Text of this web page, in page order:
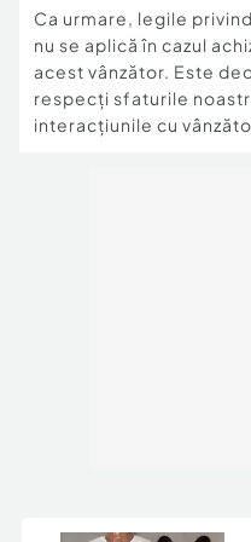
tarziu (72 ore sau mai
Pentru alte detalii :
-trimiteti mesaj
-sunati la numarul din
Preturile sunt dupa
Ca urmare, legile
nu se aplică în cazul
acest vânzător. Este
respecți sfaturile
interacțiunile cu